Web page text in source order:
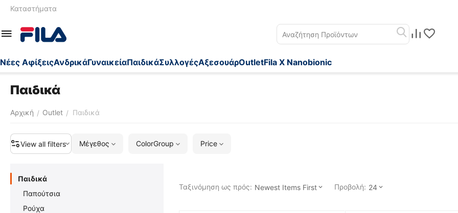
Καταστήματα
Nέες ΑφίξειςΑνδρικάΓυναικείαΠαιδικάΣυλλογέςΑξεσουάρOutletFila X Nanobionic
Παιδικά
Αρχική / Outlet / Παιδικά
View all filters Μέγεθος ColorGroup Price
Ταξινόμηση ως πρός: Newest Items First Προβολή: 24
Παιδικά
Παπούτσια
Ρούχα